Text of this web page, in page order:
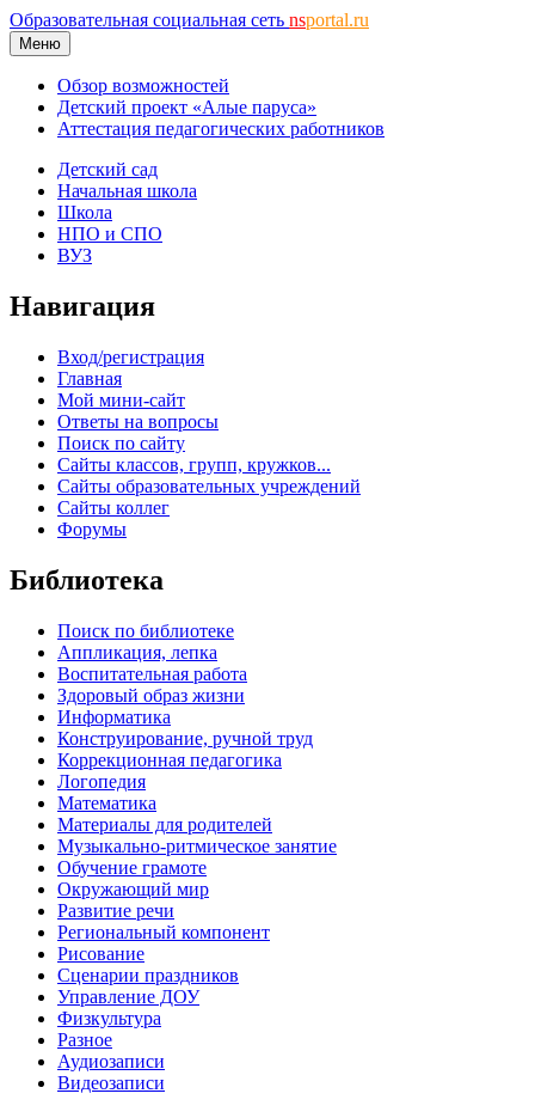
Образовательная социальная сеть nsportal.ru
Меню
Обзор возможностей
Детский проект «Алые паруса»
Аттестация педагогических работников
Детский сад
Начальная школа
Школа
НПО и СПО
ВУЗ
Навигация
Вход/регистрация
Главная
Мой мини-сайт
Ответы на вопросы
Поиск по сайту
Сайты классов, групп, кружков...
Сайты образовательных учреждений
Сайты коллег
Форумы
Библиотека
Поиск по библиотеке
Аппликация, лепка
Воспитательная работа
Здоровый образ жизни
Информатика
Конструирование, ручной труд
Коррекционная педагогика
Логопедия
Математика
Материалы для родителей
Музыкально-ритмическое занятие
Обучение грамоте
Окружающий мир
Развитие речи
Региональный компонент
Рисование
Сценарии праздников
Управление ДОУ
Физкультура
Разное
Аудиозаписи
Видеозаписи